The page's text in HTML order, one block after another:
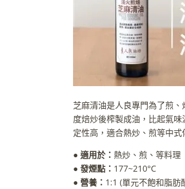
芝麻清油是人良專門為了煎
度焙炒後榨製成油，比起氣
定性高，適合熱炒、煎等中
● 適用於： 熱炒、煎、等料理
● 發煙點： 177~210°C
● 營養： 1:1 (單元不飽和脂肪